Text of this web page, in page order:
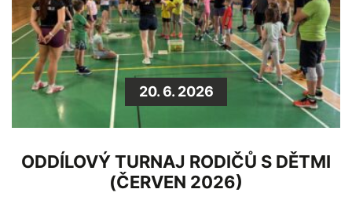
20. 6. 2026
ODDÍLOVÝ TURNAJ RODIČŮ S DĚTMI
(ČERVEN 2026)